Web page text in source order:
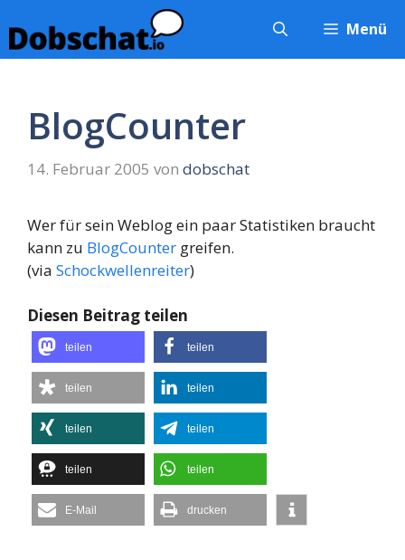
Inhalt
springen
Menü
BlogCounter
14. Februar 2005 von dobschat
Wer für sein Weblog ein paar Statistiken braucht
kann zu BlogCounter greifen.
(via Schockwellenreiter)
Diesen Beitrag teilen
teilen teilen
teilen teilen
teilen teilen
teilen teilen
E-Mail drucken